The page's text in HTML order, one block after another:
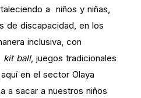
a niños y niñas,
de discapacidad, en los
inclusiva, con
kit ball, juegos tradicionales
en el sector Olaya
a sacar a nuestros niños